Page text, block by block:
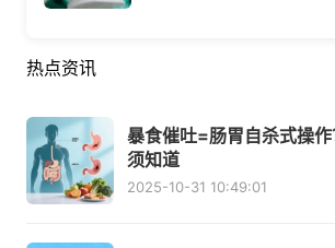
热点资讯
暴食催吐=肠胃自杀式操
须知道
2025-10-31 10:49:01